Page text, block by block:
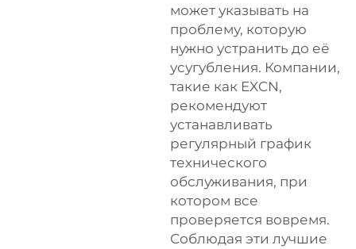
может указывать на
проблему, которую
нужно устранить до её
усугубления. Компании,
такие как EXCN,
рекомендуют
устанавливать
регулярный график
технического
обслуживания, при
котором все
проверяется вовремя.
Соблюдая эти лучшие